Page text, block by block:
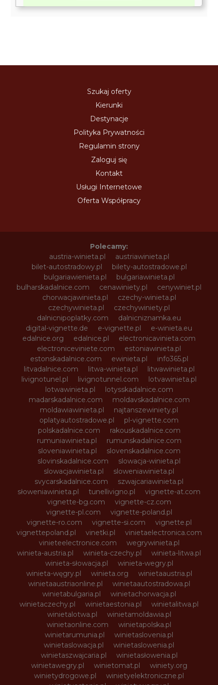
Szukaj oferty
Kierunki
Destynacje
Polityka Prywatności
Regulamin strony
Zaloguj się
Kontakt
Usługi Internetowe
Oferta Współpracy
Polecamy:
austria-winieta.pl
austriawinieta.pl
bilet-autostradowy.pl
bilety-autostradowe.pl
bulgariawienieta.pl
bulgariawinieta.pl
bulharskadalnice.com
cenawiniety.pl
cenywiniet.pl
chorwacjawinieta.pl
czechy-winieta.pl
czechywinieta.pl
czechywiniety.pl
dalnicnipoplatky.com
dalnicniznamka.eu
digital-vignette.de
e-vignette.pl
e-winieta.eu
edalnice.org
edalnice.pl
electronicavinieta.com
electroniceviniete.com
estoniawinieta.pl
estonskadalnice.com
ewinieta.pl
info365.pl
litvadalnice.com
litwa-winieta.pl
litwawinieta.pl
livignotunel.pl
livignotunnel.com
lotvawinieta.pl
lotwawinieta.pl
lotysskadalnice.com
madarskadalnice.com
moldavskadalnice.com
moldawiawinieta.pl
najtanszewiniety.pl
oplatyautostradowe.pl
pl-vignette.com
polskadalnice.com
rakouskadalnice.com
rumuniawinieta.pl
rumunskadalnice.com
sloveniawinieta.pl
slovenskadalnice.com
slovinskadalnice.com
slowacja-winieta.pl
slowacjawinieta.pl
sloweniawinieta.pl
svycarskadalnice.com
szwajcariawinieta.pl
słoweniawinieta.pl
tunellivigno.pl
vignette-at.com
vignette-bg.com
vignette-cz.com
vignette-pl.com
vignette-poland.pl
vignette-ro.com
vignette-si.com
vignette.pl
vignettepoland.pl
vinetki.pl
vinietaelectronica.com
vinieteelectronice.com
wegrywinieta.pl
winieta-austria.pl
winieta-czechy.pl
winieta-litwa.pl
winieta-słowacja.pl
winieta-wegry.pl
winieta-węgry.pl
winieta.org
winietaaustria.pl
winietaaustriaonline.pl
winietaautostradowa.pl
winietabulgaria.pl
winietachorwacja.pl
winietaczechy.pl
winietaestonia.pl
winietalitwa.pl
winietalotwa.pl
winietamoldawia.pl
winietaonline.com
winietapolska.pl
winietarumunia.pl
winietaslovenia.pl
winietaslowacja.pl
winietaslowenia.pl
winietaszwajcaria.pl
winietasłowenia.pl
winietawegry.pl
winietomat.pl
winiety.org
winietydrogowe.pl
winietyelektroniczne.pl